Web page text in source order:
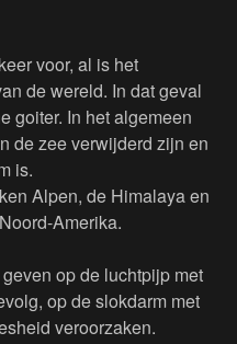
voor, al is het
de wereld. In dat geval
goiter. In het algemeen
de zee verwijderd zijn en
is.
Alpen, de Himalaya en
Amerika.
op de luchtpijp met
op de slokdarm met
veroorzaken.